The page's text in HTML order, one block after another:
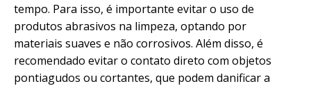
tempo. Para isso, é importante evitar o uso de
produtos abrasivos na limpeza, optando por
materiais suaves e não corrosivos. Além disso, é
recomendado evitar o contato direto com objetos
pontiagudos ou cortantes, que podem danificar a